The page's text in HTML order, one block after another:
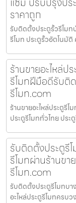
ราคาถูก
รับติดตั้งประตูรั้วรีโม
รีโมท ประตูรั้วอัตโนมั
ร้านขายอะไหล่ป
รีโมทฝีมือดีรับติ
รีโมท.com
ร้านขายอะไหล่ประตูรี
ประตูรีโมททั่วไทย ปร
รับติดตั้งประตูรีโ
รีโมทผ่านร้านขา
รีโมท.com
รับติดตั้งประตูรีโมทบา
อะไหล่ประตูรีโมทครบ